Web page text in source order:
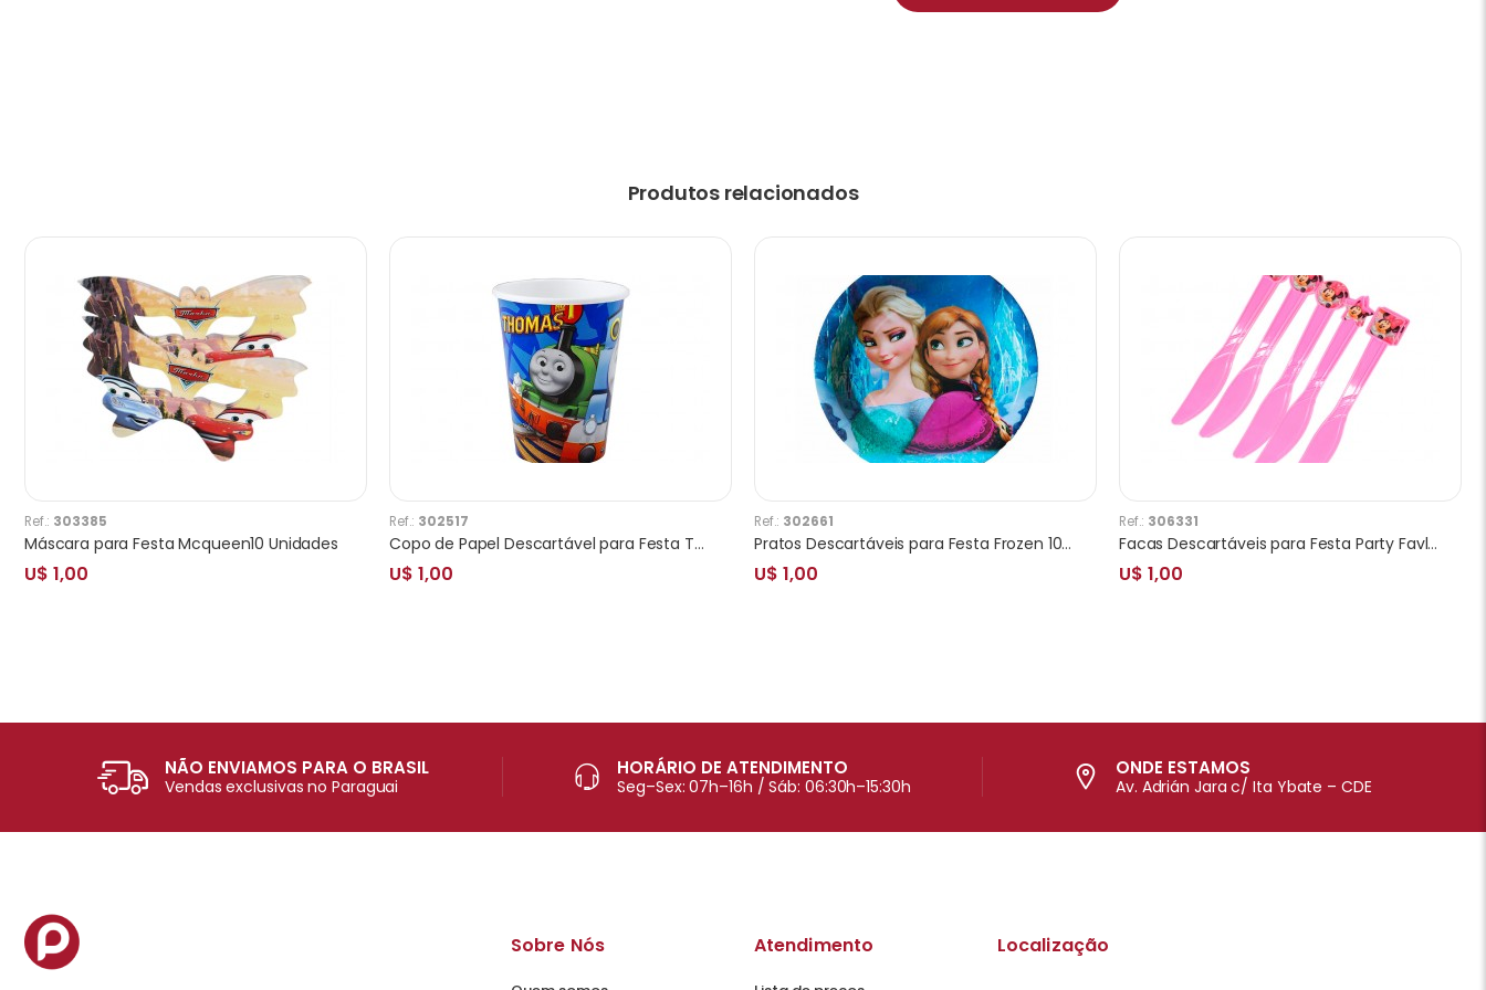
Produtos relacionados
Ref.: 303385
Máscara para Festa Mcqueen10 Unidades
U$ 1,00
Ref.: 302517
Copo de Papel Descartável para Festa Thomas 10 Unidades
U$ 1,00
Ref.: 302661
Pratos Descartáveis para Festa Frozen 10 Unidades 18 x 18 cm
U$ 1,00
Ref.: 306331
Facas Descartáveis para Festa Party Favlors Minnie 10pcs
U$ 1,00
NÃO ENVIAMOS PARA O BRASIL
Vendas exclusivas no Paraguai
HORÁRIO DE ATENDIMENTO
Seg–Sex: 07h–16h / Sáb: 06:30h–15:30h
ONDE ESTAMOS
Av. Adrián Jara c/ Ita Ybate – CDE
Sobre Nós Atendimento Localização